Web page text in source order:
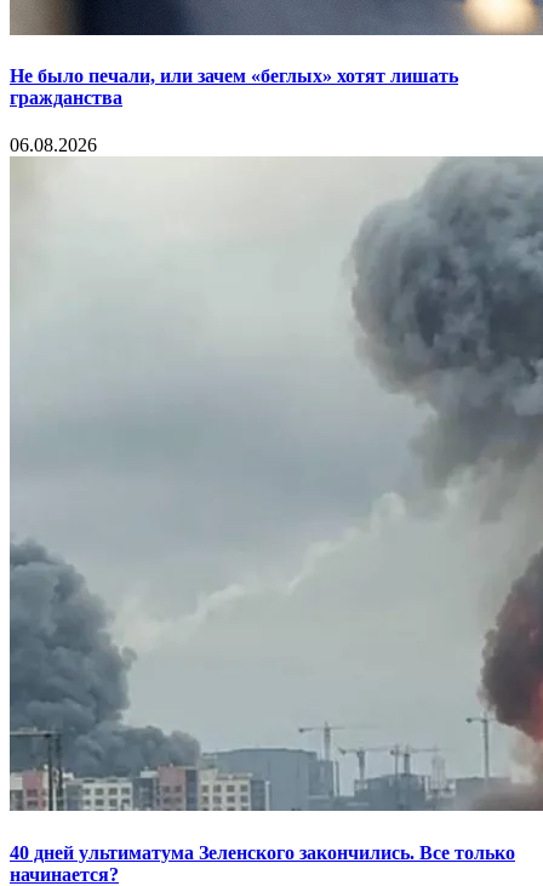
Не было печали, или зачем «беглых» хотят лишать
гражданства
06.08.2026
40 дней ультиматума Зеленского закончились. Все только
начинается?